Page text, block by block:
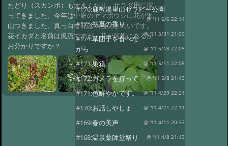
たどり（スカンポ）も大きくなり、サラダ用に採
ってきました。今年は中庭のヤマボウシに花が沢
山つきました。真っ白な花は本当にきれいです。
花イカダと名前は風流ですが、花が何処にあるか
お分かりですか？
#176:鹿教湯里山セラピー公園
@ '11 6/6 22:14
#175:初夏の香り
@ '11 5/31 21:00
#174:草団子を食べな
がら
@ '11 5/18 22:05
#173:巣箱 @ '11 5/11 22:08
#172:カメラを持って @ '11 5/8 21:43
#171:色鮮やかです。 @ '11 4/29 22:21
#170:お話しやしょ @ '11 4/21 22:11
#169:春の美声 @ '11 4/11 20:33
#168:温泉薬師堂祭り @ '11 4/8 21:43